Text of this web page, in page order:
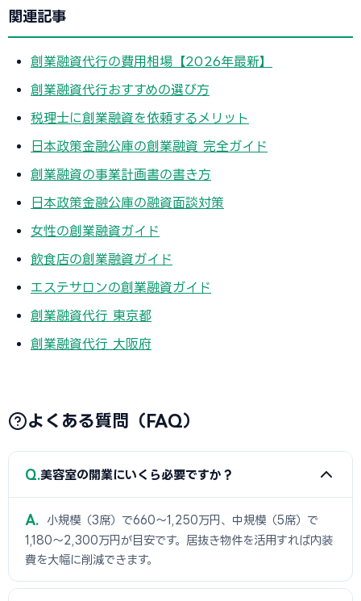
関連記事
創業融資代行の費用相場【2026年最新】
創業融資代行おすすめの選び方
税理士に創業融資を依頼するメリット
日本政策金融公庫の創業融資 完全ガイド
創業融資の事業計画書の書き方
日本政策金融公庫の融資面談対策
女性の創業融資ガイド
飲食店の創業融資ガイド
エステサロンの創業融資ガイド
創業融資代行 東京都
創業融資代行 大阪府
よくある質問（FAQ）
Q 美容室の開業にいくら必要ですか？
A
小規模（3席）で660〜1,250万円、中規模（5席）で
1,180〜2,300万円が目安です。居抜き物件を活用すれば内装
費を大幅に削減できます。